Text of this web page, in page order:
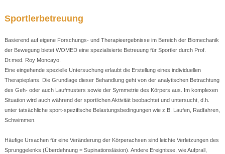
Sportlerbetreuung
Basierend auf eigene Forschungs- und Therapieergebnisse im Bereich der Biomechanik
der Bewegung bietet WOMED eine spezialisierte Betreuung für Sportler durch Prof.
Dr.med. Roy Moncayo.
Eine eingehende spezielle Untersuchung erlaubt die Erstellung eines individuellen
Therapieplans. Die Grundlage dieser Behandlung geht von der analytischen Betrachtung
des Geh- oder auch Laufmusters sowie der Symmetrie des Körpers aus. Im komplexen
Situation wird auch während der sportlichen Aktivität beobachtet und untersucht, d.h.
unter tatsächliche sport-spezifische Belastungsbedingungen wie z.B. Laufen, Radfahren,
Schwimmen.
Häufige Ursachen für eine Veränderung der Körperachsen sind leichte Verletzungen des
Sprunggelenks (Überdehnung = Supinationsläsion). Andere Ereignisse, wie Aufprall,